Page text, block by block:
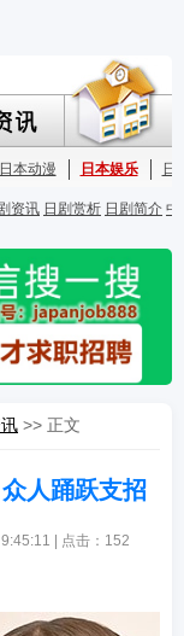
>> 正文
人踊跃支招
| 点击： 152